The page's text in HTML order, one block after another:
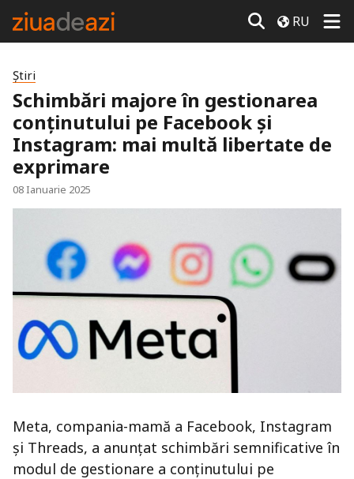
RU
Știri
Schimbări majore în gestionarea
conținutului pe Facebook și
Instagram: mai multă libertate de
exprimare
08 Ianuarie 2025
Meta, compania-mamă a Facebook, Instagram
și Threads, a anunțat schimbări semnificative în
modul de gestionare a conținutului pe